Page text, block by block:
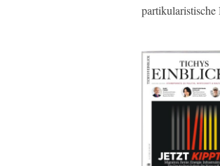
partikularistische